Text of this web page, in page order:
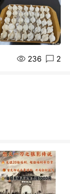
236 2